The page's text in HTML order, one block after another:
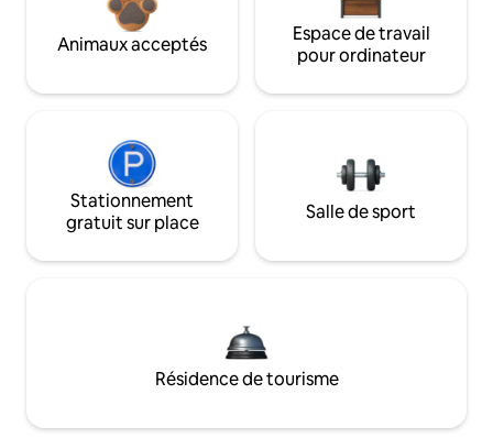
Animaux acceptés
Espace de travail
pour ordinateur
Stationnement
gratuit sur place
Salle de sport
Résidence de tourisme